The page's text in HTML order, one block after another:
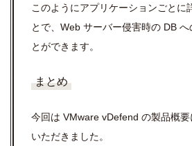
このようにアプリケーションごとに
とで、Web サーバー侵害時の DB
とができます。
まとめ
今回は VMware vDefend の製品概
いただきました。